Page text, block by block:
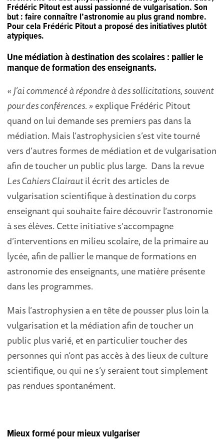
Frédéric Pitout est aussi passionné de vulgarisation. Son
but : faire connaître l’astronomie au plus grand nombre.
Pour cela Frédéric Pitout a proposé des initiatives plutôt
atypiques.
Une médiation à destination des scolaires : pallier le
manque de formation des enseignants.
« J’ai commencé à répondre à des sollicitations, souvent
pour des conférences. »explique Frédéric Pitout
quand on lui demande ses premiers pas dans la
médiation. Mais l’astrophysicien s’est vite tourné
vers d’autres formes de médiation et de vulgarisation
afin de toucher un public plus large. Dans la revue
Les Cahiers Clairautil écrit des articles de
vulgarisation scientifique à destination du corps
enseignant qui souhaite faire découvrir l’astronomie
à ses élèves. Cette initiative s’accompagne
d’interventions en milieu scolaire, de la primaire au
lycée, afin de pallier le manque de formations en
astronomie des enseignants, une matière présente
dans les programmes.
Mais l’astrophysien a en tête de pousser plus loin la
vulgarisation et la médiation afin de toucher un
public plus varié, et en particulier toucher des
personnes qui n’ont pas accès à des lieux de culture
scientifique, ou qui ne s’y seraient tout simplement
pas rendues spontanément.
Mieux formé pour mieux vulgariser